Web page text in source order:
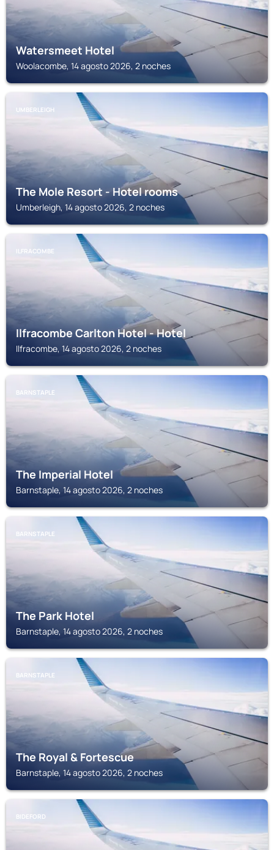
Watersmeet Hotel
Woolacombe, 14 agosto 2026, 2 noches
UMBERLEIGH
The Mole Resort - Hotel rooms
Umberleigh, 14 agosto 2026, 2 noches
ILFRACOMBE
Ilfracombe Carlton Hotel - Hotel
Ilfracombe, 14 agosto 2026, 2 noches
BARNSTAPLE
The Imperial Hotel
Barnstaple, 14 agosto 2026, 2 noches
BARNSTAPLE
The Park Hotel
Barnstaple, 14 agosto 2026, 2 noches
BARNSTAPLE
The Royal & Fortescue
Barnstaple, 14 agosto 2026, 2 noches
BIDEFORD